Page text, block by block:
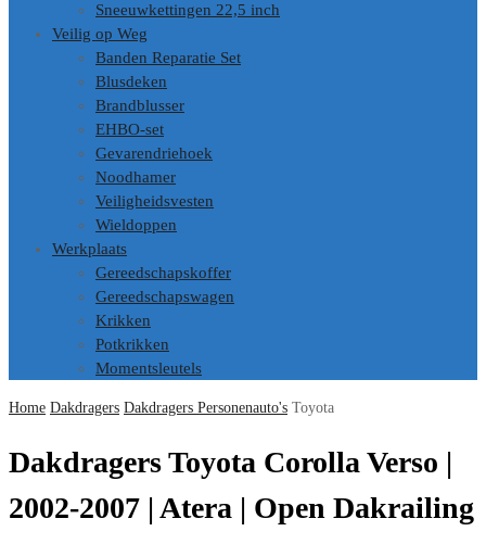
Sneeuwkettingen 22,5 inch
Veilig op Weg
Banden Reparatie Set
Blusdeken
Brandblusser
EHBO-set
Gevarendriehoek
Noodhamer
Veiligheidsvesten
Wieldoppen
Werkplaats
Gereedschapskoffer
Gereedschapswagen
Krikken
Potkrikken
Momentsleutels
Home Dakdragers Dakdragers Personenauto's Toyota
Dakdragers Toyota Corolla Verso |
2002-2007 | Atera | Open Dakrailing